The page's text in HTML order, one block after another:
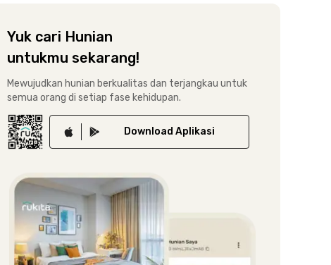
Yuk cari Hunian
untukmu sekarang!
Mewujudkan hunian berkualitas dan terjangkau untuk
semua orang di setiap fase kehidupan.
Download Aplikasi